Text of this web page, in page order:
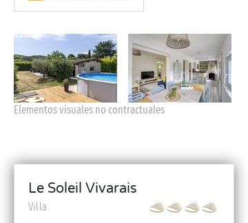
Elementos visuales no contractuales
Le Soleil Vivarais
Villa